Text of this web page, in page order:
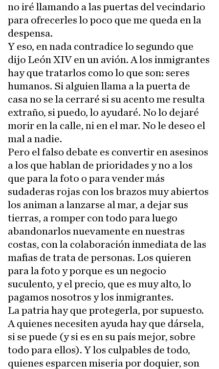
no iré llamando a las puertas del vecindario
para ofrecerles lo poco que me queda en la
despensa.
Y eso, en nada contradice lo segundo que
dijo León XIV en un avión. A los inmigrantes
hay que tratarlos como lo que son: seres
humanos. Si alguien llama a la puerta de
casa no se la cerraré si su acento me resulta
extraño, si puedo, lo ayudaré. No lo dejaré
morir en la calle, ni en el mar. No le deseo el
mal a nadie.
Pero el falso debate es convertir en asesinos
a los que hablan de prioridades y no a los
que para la foto o para vender más
sudaderas rojas con los brazos muy abiertos
los animan a lanzarse al mar, a dejar sus
tierras, a romper con todo para luego
abandonarlos nuevamente en nuestras
costas, con la colaboración inmediata de las
mafias de trata de personas. Los quieren
para la foto y porque es un negocio
suculento, y el precio, que es muy alto, lo
pagamos nosotros y los inmigrantes.
La patria hay que protegerla, por supuesto.
A quienes necesiten ayuda hay que dársela,
si se puede (y si es en su país mejor, sobre
todo para ellos). Y los culpables de todo,
quienes esparcen miseria por doquier, son